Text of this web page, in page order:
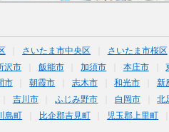
さいたま市中央区 さいたま市桜区
沢市 飯能市 加須市 本庄市
市 朝霞市 志木市 和光市 新
吉川市 ふじみ野市 白岡市 北
島町 比企郡吉見町 児玉郡上里町